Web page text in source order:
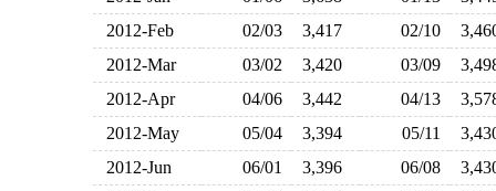
2012-Feb
02/03 3,417 02/10
2012-Mar
03/02 3,420 03/09
2012-Apr
04/06 3,442 04/13
2012-May
05/04 3,394 05/11
2012-Jun
06/01 3,396 06/08